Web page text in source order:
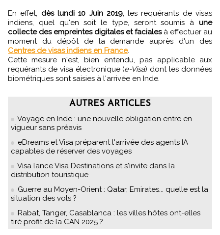
En effet, dès lundi 10 Juin 2019, les requérants de visas
indiens, quel qu'en soit le type, seront soumis à une
collecte des empreintes digitales et facialesà effectuer au
moment du dépôt de la demande auprès d'un des
Centres de visas indiens en France.
Cette mesure n'est, bien entendu, pas applicable aux
requérants de visa électronique (e-Visa) dont les données
biométriques sont saisies à l'arrivée en Inde.
AUTRES ARTICLES
Voyage en Inde : une nouvelle obligation entre en
vigueur sans préavis
eDreams et Visa préparent l'arrivée des agents IA
capables de réserver des voyages
Visa lance Visa Destinations et s'invite dans la
distribution touristique
Guerre au Moyen-Orient : Qatar, Emirates... quelle est la
situation des vols ?
Rabat, Tanger, Casablanca : les villes hôtes ont-elles
tiré profit de la CAN 2025 ?